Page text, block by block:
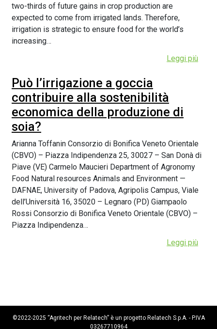
two-thirds of future gains in crop production are
expected to come from irrigated lands. Therefore,
irrigation is strategic to ensure food for the world’s
increasing…
Leggi più
Può l’irrigazione a goccia
contribuire alla sostenibilità
economica della produzione di
soia?
Arianna Toffanin Consorzio di Bonifica Veneto Orientale
(CBVO) – Piazza Indipendenza 25, 30027 – San Donà di
Piave (VE) Carmelo Maucieri Department of Agronomy
Food Natural resources Animals and Environment —
DAFNAE, University of Padova, Agripolis Campus, Viale
dell’Università 16, 35020 – Legnaro (PD) Giampaolo
Rossi Consorzio di Bonifica Veneto Orientale (CBVO) –
Piazza Indipendenza…
Leggi più
©2022-2025 “Agritech per Relatech” è un progetto Relatech S.p.A. - P.IVA
03267710964